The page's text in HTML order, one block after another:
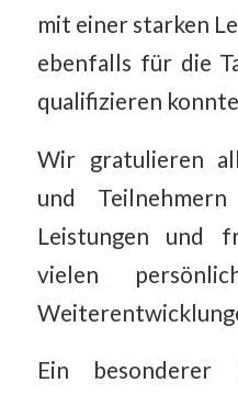
mit einer starken
ebenfalls für die
qualifizieren
Wir gratulieren
und
Leistungen und
vielen
Ein besonderer